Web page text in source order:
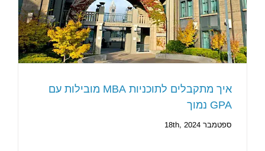
איך מתקבלים לתוכניות MBA מובילות עם
GPA נמוך
ספטמבר 18th, 2024